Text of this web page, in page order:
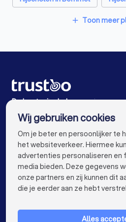
Rijscholen in Amsterdam
Rijscholen in Groningen
Rijscholen in Breda
Rijscholen in Haarlem
Rijscholen in Amersfoort
Rijscholen in Den Bosch
Rijscholen in Leiden
Rijscholen bij jou in
add Toon meer
De beste rijscholen voor jou
VOOR PARTICULIEREN
Wij gebruiken cookies
Om je beter en persoonlijker te
het websiteverkeer. Hiermee
advertenties personaliseren en
media bieden. Deze gegevens
onze partners en zij kunnen dit
die je eerder aan ze hebt
Alles